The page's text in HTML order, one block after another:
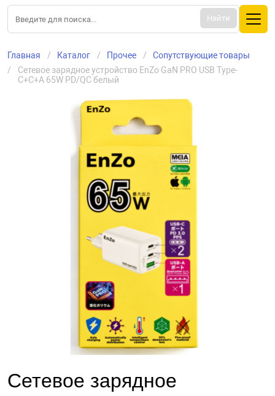
Найти
Главная Каталог Прочее
Сопутствующие товары
Сетевое зарядное устройство EnZo GaN PRO USB Type-
C+C+A 65W PD/QC белый
Сетевое зарядное